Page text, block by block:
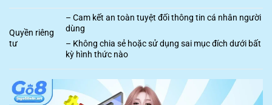
Quyền riêng
tư
– Cam kết an toàn tuyệt đối thông tin cá nhân người
dùng
– Không chia sẻ hoặc sử dụng sai mục đích dưới bất
kỳ hình thức nào